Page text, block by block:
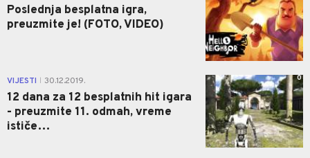
Poslednja besplatna igra,
preuzmite je! (FOTO, VIDEO)
VIJESTI 30.12.2019.
12 dana za 12 besplatnih hit igara
- preuzmite 11. odmah, vreme
ističe…
0